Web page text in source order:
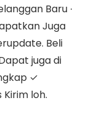
Baru ∙
Juga
Beli
juga di
✓
loh.